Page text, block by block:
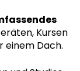
Kursen
einem Dach.